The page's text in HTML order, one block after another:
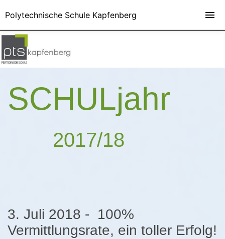
SCHULjahr
2017/18
3. Juli 2018 - 100%
Vermittlungsrate, ein toller Erfolg!
Polytechnische Schule Kapfenberg